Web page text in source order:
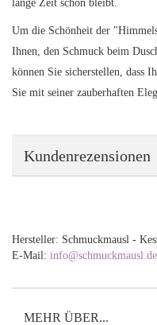
lange Zeit schön bleibt.
Um die Schönheit der
Ihnen, den Schmuck beim
können Sie sicherstellen, dass
Sie mit seiner zauberhaften
Kundenrezensionen
Hersteller: Schmuckmausl -
E-Mail: info@schmuckmausl.de
MEHR ÜBER...